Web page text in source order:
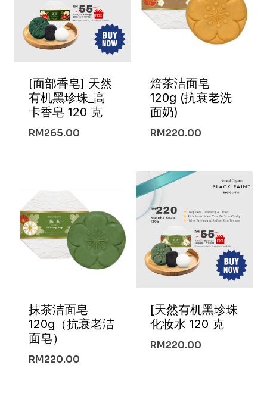
[面部香皂] 天然
有机黑珍珠_高
卡香皂 120 克
RM265.00
焙茶洁面皂
120g (抗衰老洗
面奶)
RM220.00
抹茶洁面皂
120g（抗衰老洁
面皂）
RM220.00
[天然有机黑珍珠
化妆水 120 克
RM220.00